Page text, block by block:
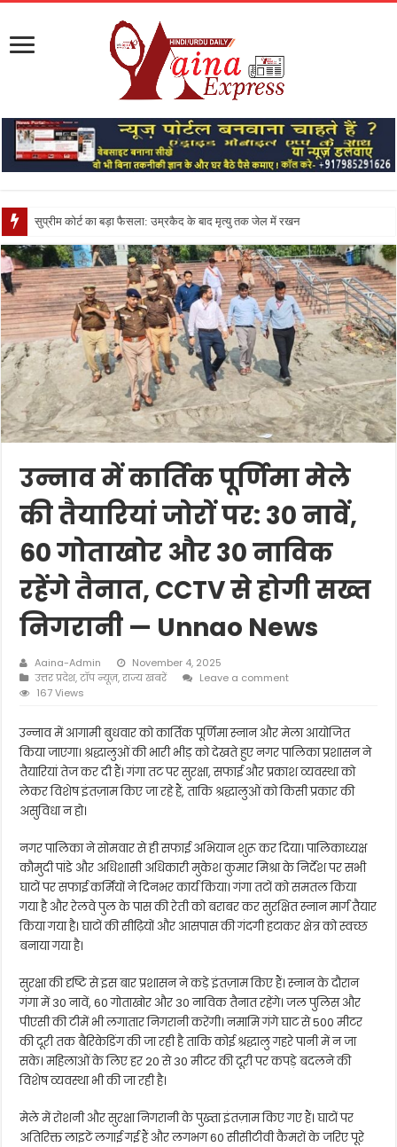
सुप्रीम कोर्ट का बड़ा फैसला: उम्रकैद के बाद मृत्यु तक जेल में रखने की सजा संविधान
उन्नाव में कार्तिक पूर्णिमा मेले
की तैयारियां जोरों पर: 30 नावें,
60 गोताखोर और 30 नाविक
रहेंगे तैनात, CCTV से होगी सख्त
निगरानी — Unnao News
Aaina-Admin
November 4, 2025
उत्तर प्रदेश,टॉप न्यूज़,राज्य खबरें
Leave a comment
167 Views
उन्नाव में आगामी बुधवार को कार्तिक पूर्णिमा स्नान और मेला आयोजित
किया जाएगा। श्रद्धालुओं की भारी भीड़ को देखते हुए नगर पालिका प्रशासन ने
तैयारियां तेज कर दी हैं। गंगा तट पर सुरक्षा, सफाई और प्रकाश व्यवस्था को
लेकर विशेष इंतज़ाम किए जा रहे हैं, ताकि श्रद्धालुओं को किसी प्रकार की
असुविधा न हो।
नगर पालिका ने सोमवार से ही सफाई अभियान शुरू कर दिया। पालिकाध्यक्ष
कौमुदी पांडे और अधिशासी अधिकारी मुकेश कुमार मिश्रा के निर्देश पर सभी
घाटों पर सफाई कर्मियों ने दिनभर कार्य किया। गंगा तटों को समतल किया
गया है और रेलवे पुल के पास की रेती को बराबर कर सुरक्षित स्नान मार्ग तैयार
किया गया है। घाटों की सीढ़ियों और आसपास की गंदगी हटाकर क्षेत्र को स्वच्छ
बनाया गया है।
सुरक्षा की दृष्टि से इस बार प्रशासन ने कड़े इंतज़ाम किए हैं। स्नान के दौरान
गंगा में 30 नावें, 60 गोताखोर और 30 नाविक तैनात रहेंगे। जल पुलिस और
पीएसी की टीमें भी लगातार निगरानी करेंगी। नमामि गंगे घाट से 500 मीटर
की दूरी तक बैरिकेडिंग की जा रही है ताकि कोई श्रद्धालु गहरे पानी में न जा
सके। महिलाओं के लिए हर 20 से 30 मीटर की दूरी पर कपड़े बदलने की
विशेष व्यवस्था भी की जा रही है।
मेले में रोशनी और सुरक्षा निगरानी के पुख्ता इंतज़ाम किए गए हैं। घाटों पर
अतिरिक्त लाइटें लगाई गई हैं और लगभग 60 सीसीटीवी कैमरों के जरिए पूरे